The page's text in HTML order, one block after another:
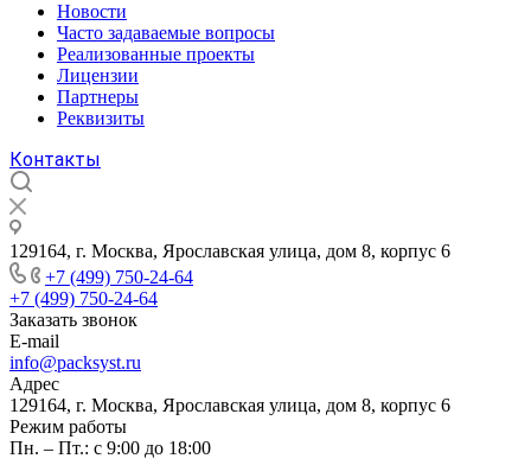
Новости
Часто задаваемые вопросы
Реализованные проекты
Лицензии
Партнеры
Реквизиты
Контакты
129164, г. Москва, Ярославская улица, дом 8, корпус 6
+7 (499) 750-24-64
+7 (499) 750-24-64
Заказать звонок
E-mail
info@packsyst.ru
Адрес
129164, г. Москва, Ярославская улица, дом 8, корпус 6
Режим работы
Пн. – Пт.: с 9:00 до 18:00